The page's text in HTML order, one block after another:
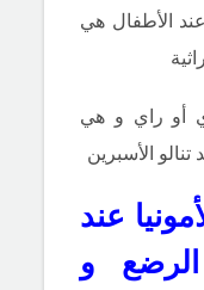
الأطفال هي
أو راي و هي
الأسبرين
عند
و